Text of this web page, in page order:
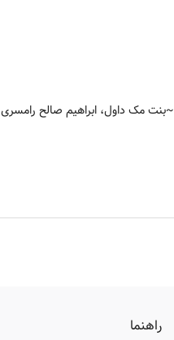
~بنت مک داول، ابراهیم صالح
راهنما